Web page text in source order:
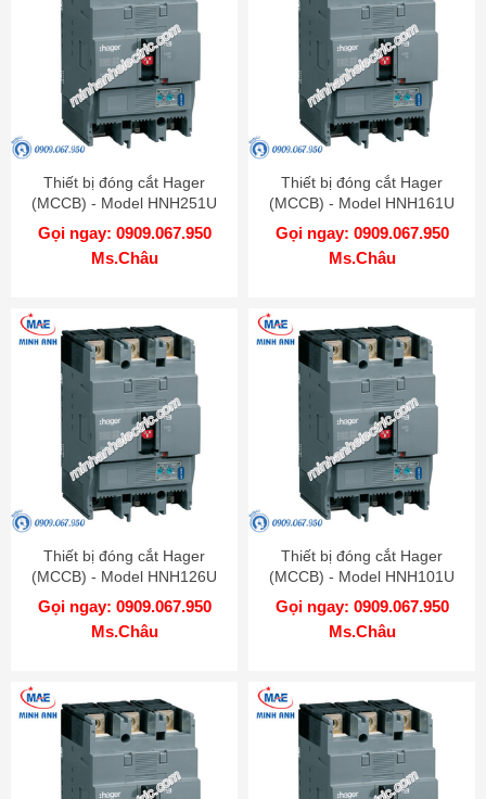
Thiết bị đóng cắt Hager
(MCCB) - Model HNH251U
Gọi ngay: 0909.067.950
Ms.Châu
Thiết bị đóng cắt Hager
(MCCB) - Model HNH161U
Gọi ngay: 0909.067.950
Ms.Châu
Thiết bị đóng cắt Hager
(MCCB) - Model HNH126U
Gọi ngay: 0909.067.950
Ms.Châu
Thiết bị đóng cắt Hager
(MCCB) - Model HNH101U
Gọi ngay: 0909.067.950
Ms.Châu